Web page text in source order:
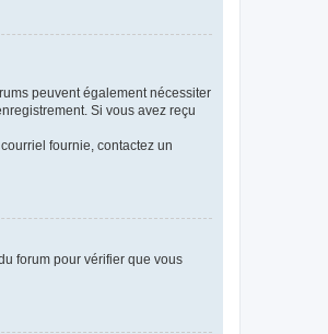
peuvent également nécessiter
Si vous avez reçu
fournie, contactez un
forum pour vérifier que vous